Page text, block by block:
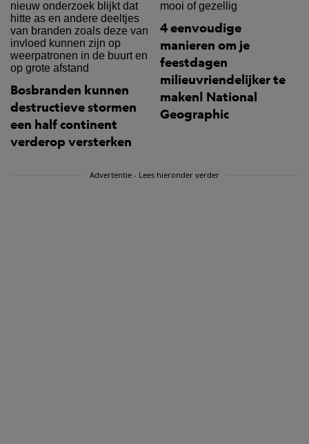
Bosbranden kunnen
destructieve stormen
een half continent
verderop versterken
4 eenvoudige
manieren om je
feestdagen
milieuvriendelijker te
maken| National
Geographic
Advertentie - Lees hieronder verder